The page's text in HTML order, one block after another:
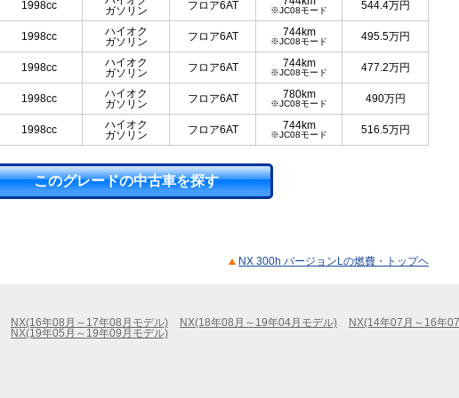
1998cc
ガソリン
フロア6AT ※JC08モード 544.4万円
1998cc
ハイオク
ガソリン
フロア6AT 744km
※JC08モード 495.5万円
1998cc
ハイオク
ガソリン
フロア6AT 744km
※JC08モード 477.2万円
1998cc
ハイオク
ガソリン
フロア6AT 780km
※JC08モード 490万円
1998cc
ハイオク
ガソリン
フロア6AT 744km
※JC08モード 516.5万円
このグレードの中古車を探す
NX 300h バージョンLの燃費・トップヘ
NX(16年08月～17年08月モデル) NX(18年08月～19年04月モデル)
NX(14年07月～16年
NX(19年05月～19年09月モデル)